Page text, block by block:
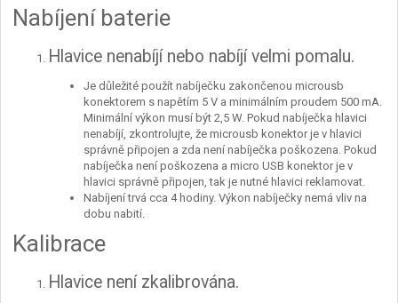
Nabíjení baterie
Hlavice nenabíjí nebo nabíjí velmi pomalu.
Je důležité použít nabíječku zakončenou microusb
konektorem s napětím 5 V a minimálním proudem 500 mA.
Minimální výkon musí být 2,5 W. Pokud nabíječka hlavici
nenabíjí, zkontrolujte, že microusb konektor je v hlavici
správně připojen a zda není nabíječka poškozena. Pokud
nabíječka není poškozena a micro USB konektor je v
hlavici správně připojen, tak je nutné hlavici reklamovat.
Nabíjení trvá cca 4 hodiny. Výkon nabíječky nemá vliv na
dobu nabití.
Kalibrace
Hlavice není zkalibrována.